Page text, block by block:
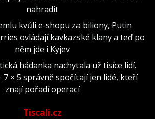
nahradit
kvůli e-shopu za biliony, Putin
ovládají kavkazské klany a teď po
něm jde i Kyjev
hádanka nachytala už tisíce lidí.
7 × 5 správně spočítají jen lidé, kteří
znají pořadí operací
Tiscali.cz